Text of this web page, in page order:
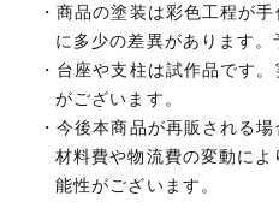
商品の塗装は彩色工程が
に多少の差異があります。
台座や支柱は試作品です
がございます。
今後本商品が再販される
材料費や物流費の変動に
能性がございます。